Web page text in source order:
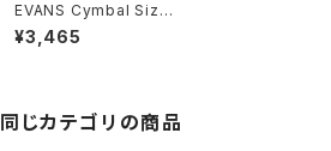
EVANS Cymbal Sizzl
er 2 Chain Pack EV
CYMSZ1
¥3,465
同じカテゴリの商品